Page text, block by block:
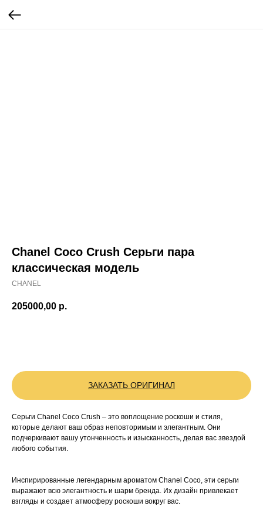
Chanel Coco Crush Серьги пара
классическая модель
CHANEL
205000,00 р.
ЗАКАЗАТЬ ОРИГИНАЛ
Серьги Chanel Coco Crush – это воплощение роскоши и стиля,
которые делают ваш образ неповторимым и элегантным. Они
подчеркивают вашу утонченность и изысканность, делая вас звездой
любого события.
Инспирированные легендарным ароматом Chanel Coco, эти серьги
выражают всю элегантность и шарм бренда. Их дизайн привлекает
взгляды и создает атмосферу роскоши вокруг вас.